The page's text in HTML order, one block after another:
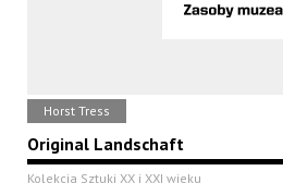
Horst Tress
Original Landschaft
Kolekcja Sztuki XX i XXI wieku